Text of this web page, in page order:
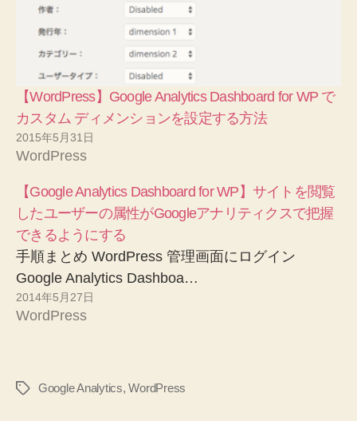
【WordPress】Google Analytics Dashboard for WP で
カスタム ディメンションを設定する方法
2015年5月31日
WordPress
【Google Analytics Dashboard for WP】サイトを閲覧
したユーザーの属性がGoogleアナリティクスで把握
できるようにする
手順まとめ WordPress 管理画面にログイン
Google Analytics Dashboa…
2014年5月27日
WordPress
タ
Google Analytics,WordPress